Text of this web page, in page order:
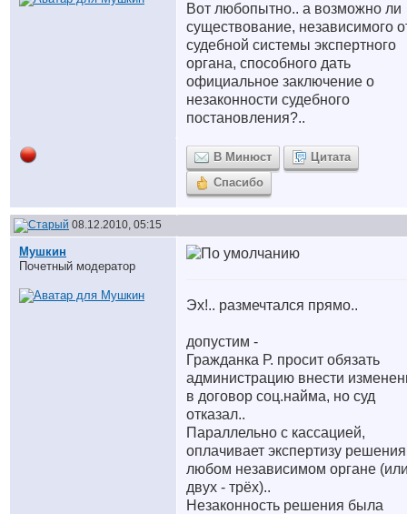
Вот любопытно.. а возможно ли
существование, независимого
судебной системы экспертного
органа, способного дать
официальное заключение о
незаконности судебного
постановления?..
В Минюст
Цитата
Спасибо
08.12.2010, 05:15
Мушкин
Почетный модератор
Эх!.. размечтался прямо..
допустим -
Гражданка Р. просит обязать
администрацию внести
в договор соц.найма, но суд
отказал..
Параллельно с кассацией,
оплачивает экспертизу
любом независимом органе
двух - трёх)..
Незаконность решения была